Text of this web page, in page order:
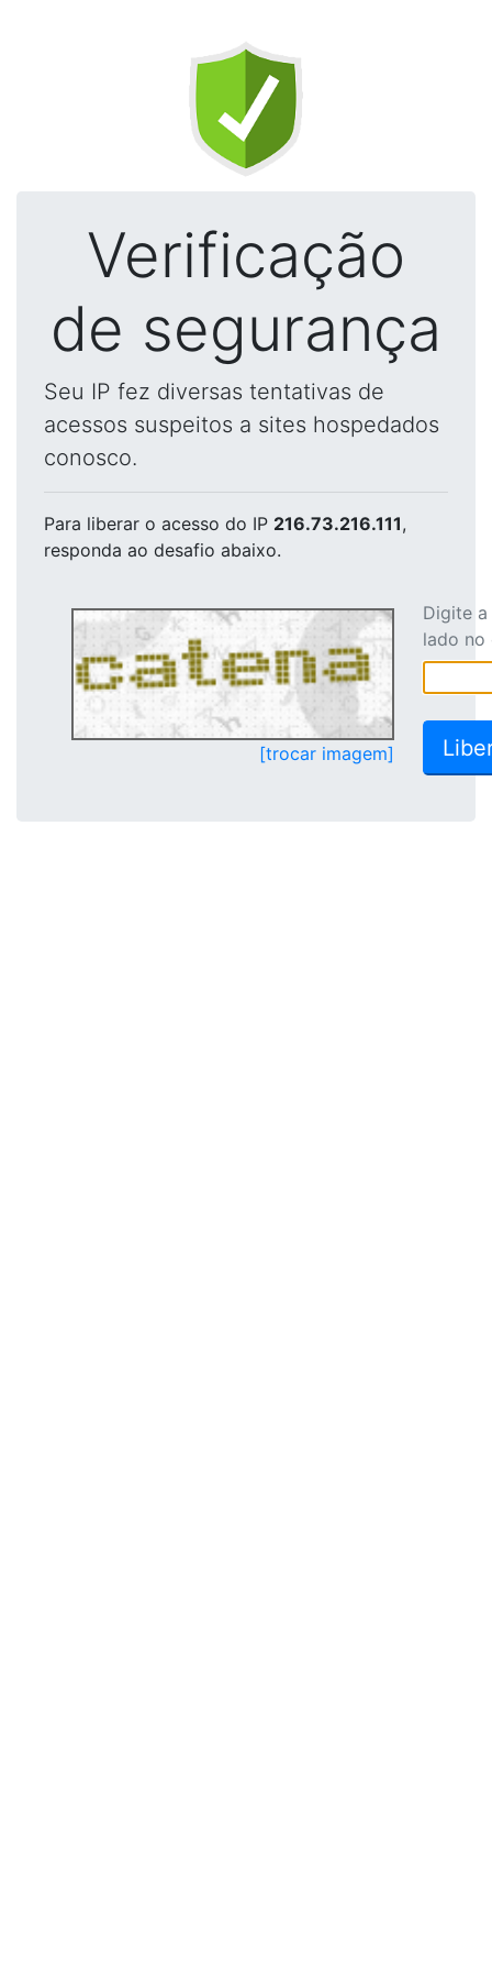
Verificação
de segurança
Seu IP fez diversas tentativas de
acessos suspeitos a sites hospedados
conosco.
Para liberar o acesso do IP 216.73.216.111,
responda ao desafio abaixo.
[trocar imagem]
Digite
lado no